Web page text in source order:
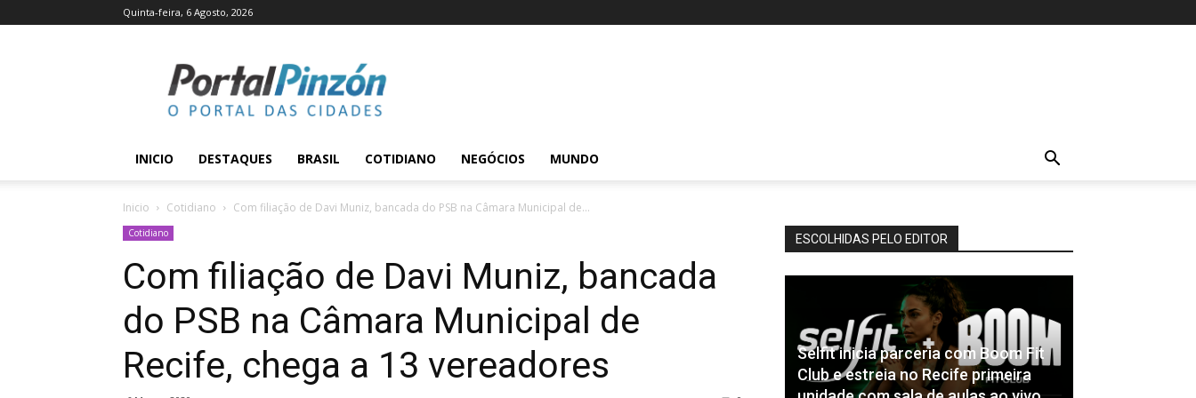
Quinta-feira, 6 Agosto, 2026
Pinzón
INICIO DESTAQUES BRASIL COTIDIANO NEGÓCIOS MUNDO
Inicio Cotidiano Com filiação de Davi Muniz, bancada do PSB na Câmara Municipal de...
Cotidiano
Com filiação de Davi Muniz, bancada
do PSB na Câmara Municipal de
Recife, chega a 13 vereadores
ESCOLHIDAS PELO EDITOR
Selfit inicia parceria com Boom Fit
Club e estreia no Recife primeira